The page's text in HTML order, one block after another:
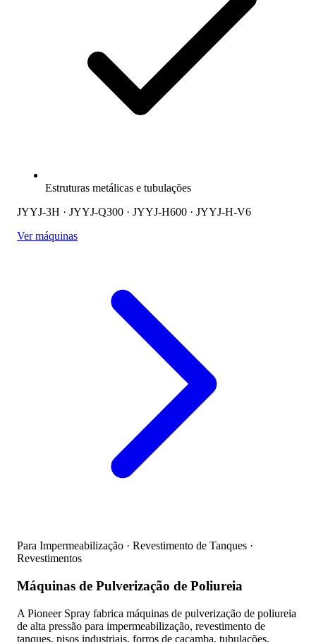
Estruturas metálicas e tubulações
JYYJ-3H · JYYJ-Q300 · JYYJ-H600 · JYYJ-H-V6
Ver máquinas
Para Impermeabilização · Revestimento de Tanques ·
Revestimentos
Máquinas de Pulverização de Poliureia
A Pioneer Spray fabrica máquinas de pulverização de poliureia
de alta pressão para impermeabilização, revestimento de
tanques, pisos industriais, forros de caçamba, tubulações,